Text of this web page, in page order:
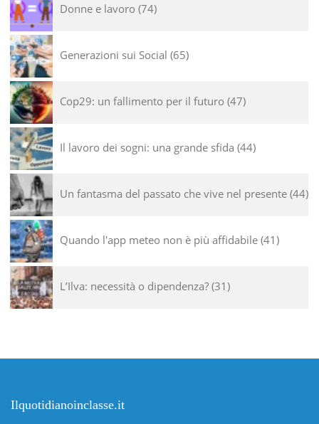
Donne e lavoro 74
Generazioni sui Social 65
Cop29: un fallimento per il futuro 47
Il lavoro dei sogni: una grande sfida 44
Un fantasma del passato che vive nel presente 44
Quando l'app meteo non è più affidabile 41
L’Ilva: necessità o dipendenza? 31
Ilquotidianoinclasse.it